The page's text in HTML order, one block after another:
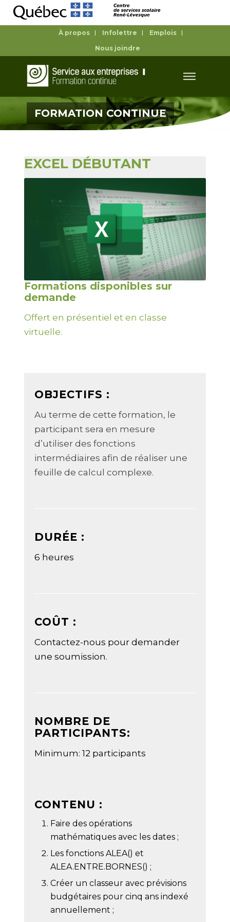
À propos Infolettre
Emplois
Nous joindre
FORMATION CONTINUE
EXCEL DÉBUTANT
Formations disponibles sur
demande
Offert en présentiel et en classe
virtuelle.
OBJECTIFS :
Au terme de cette formation, le
participant sera en mesure
d’utiliser des fonctions
intermédiaires afin de réaliser une
feuille de calcul complexe.
DURÉE :
6 heures
COÛT :
Contactez-nous pour demander
une soumission.
NOMBRE DE
PARTICIPANTS:
Minimum: 12 participants
CONTENU :
Faire des opérations
mathématiques avec les dates ;
Les fonctions ALEA() et
ALEA.ENTRE.BORNES() ;
Créer un classeur avec prévisions
budgétaires pour cinq ans indexé
annuellement ;